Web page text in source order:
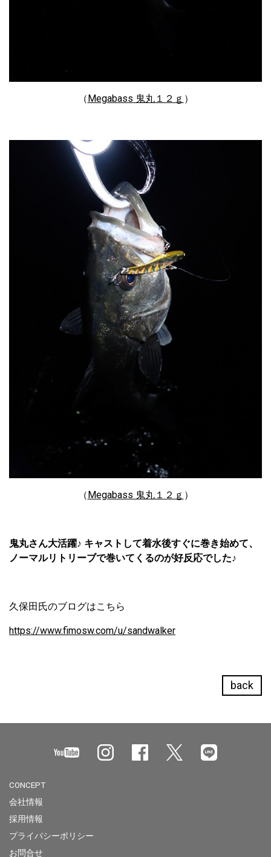
（ Megabass 鬼丸１２ｇ ）
（Megabass 鬼丸１２ｇ ）
鬼丸さん大活躍♪ キャストして着水後すぐに巻き始めて、
ノーマルリトリーブで巻いてくるのが好反応でした♪
久保田氏のブログはこちら
https://www.fimosw.com/u/sandwalker
back
CONCEPT
会社情報
採用情報
プライバシーポリシー
お問合せ